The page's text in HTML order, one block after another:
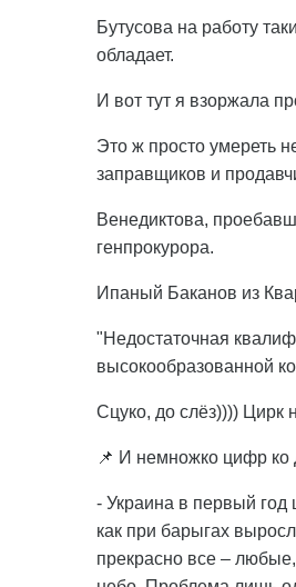
Бутусова на работу
обладает.
И вот тут я взоржала
Это ж просто умереть
заправщиков и
Венедиктова,
генпрокурора.
Ипаный Баканов из
"Недостаточная
высокообразованной
Сцуко, до слёз)))) Цирк
📌 И немножко цифр ко
- Украина в первый год
как при барыгах
прекрасно все –